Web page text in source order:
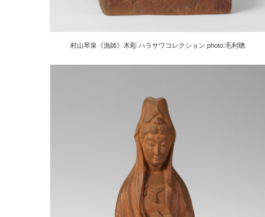
村山琴泉《漁師》木彫 ハラサワコレクション photo:毛利聰